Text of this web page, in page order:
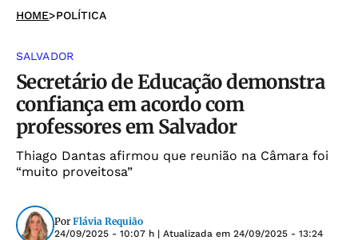
HOME>POLÍTICA
SALVADOR
Secretário de Educação demonstra
confiança em acordo com
professores em Salvador
Thiago Dantas afirmou que reunião na Câmara foi
“muito proveitosa”
Por Flávia Requião
24/09/2025 - 10:07 h | Atualizada em 24/09/2025 - 13:24